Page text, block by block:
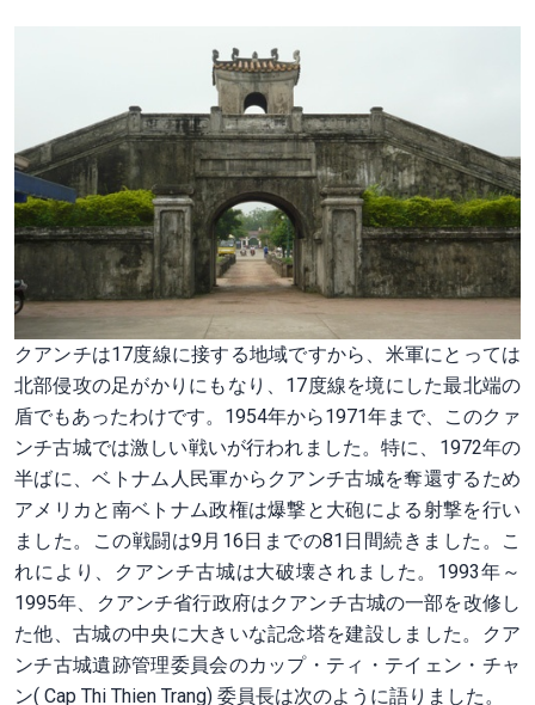
クアンチは17度線に接する地域ですから、米軍にとっては
北部侵攻の足がかりにもなり、17度線を境にした最北端の
盾でもあったわけです。1954年から1971年まで、このクァ
ンチ古城では激しい戦いが行われました。特に、1972年の
半ばに、ベトナム人民軍からクアンチ古城を奪還するため
アメリカと南ベトナム政権は爆撃と大砲による射撃を行い
ました。この戦闘は9月16日までの81日間続きました。こ
れにより、クアンチ古城は大破壊されました。1993年～
1995年、クアンチ省行政府はクアンチ古城の一部を改修し
た他、古城の中央に大きいな記念塔を建設しました。クア
ンチ古城遺跡管理委員会のカップ・ティ・テイェン・チャ
ン( Cap Thi Thien Trang) 委員長は次のように語りました。